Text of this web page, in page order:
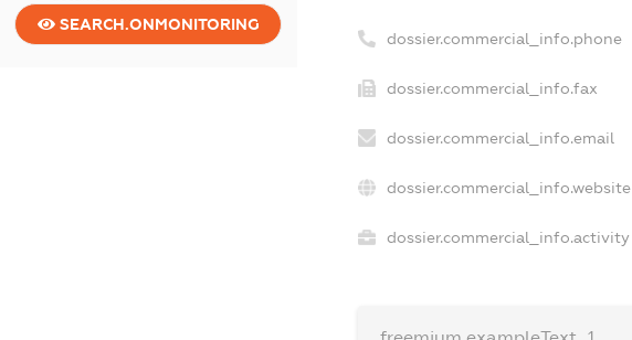
SEARCH.ONMONITORING
dossier.commercial_info.phone
dossier.commercial_info.fax
dossier.commercial_info.email
dossier.commercial_info.website
dossier.commercial_info.activity